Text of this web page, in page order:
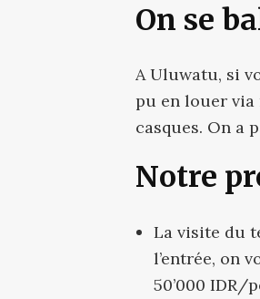
On se
A Uluwatu, si
pu en louer via
casques. On a
Notre
La visite du
l’entrée, on
50’000 IDR/